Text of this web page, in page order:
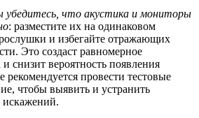
убедитесь, что акустика и мониторы
: разместите их на одинаковом
и избегайте отражающих
Это создаст равномерное
и снизит вероятность появления
рекомендуется провести тестовые
чтобы выявить и устранить